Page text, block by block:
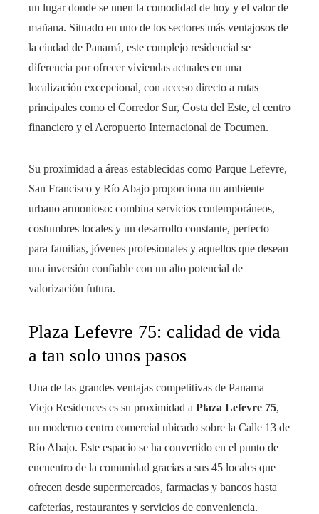
un lugar donde se unen la comodidad de hoy y el valor de
mañana. Situado en uno de los sectores más ventajosos de
la ciudad de Panamá, este complejo residencial se
diferencia por ofrecer viviendas actuales en una
localización excepcional, con acceso directo a rutas
principales como el Corredor Sur, Costa del Este, el centro
financiero y el Aeropuerto Internacional de Tocumen.
Su proximidad a áreas establecidas como Parque Lefevre,
San Francisco y Río Abajo proporciona un ambiente
urbano armonioso: combina servicios contemporáneos,
costumbres locales y un desarrollo constante, perfecto
para familias, jóvenes profesionales y aquellos que desean
una inversión confiable con un alto potencial de
valorización futura.
Plaza Lefevre 75: calidad de vida
a tan solo unos pasos
Una de las grandes ventajas competitivas de Panama
Viejo Residences es su proximidad a Plaza Lefevre 75,
un moderno centro comercial ubicado sobre la Calle 13 de
Río Abajo. Este espacio se ha convertido en el punto de
encuentro de la comunidad gracias a sus 45 locales que
ofrecen desde supermercados, farmacias y bancos hasta
cafeterías, restaurantes y servicios de conveniencia.